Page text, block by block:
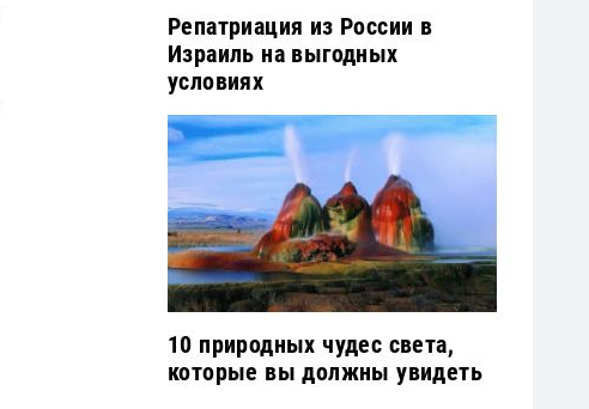
Репатриация из России в
Израиль на выгодных
условиях
10 природных чудес света,
которые вы должны увидеть